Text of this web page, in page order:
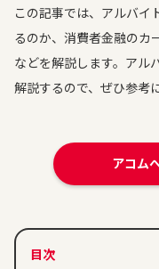
この記事では、アルバイ
るのか、消費者金融のカ
などを解説します。アル
解説するので、ぜひ参考
アコム